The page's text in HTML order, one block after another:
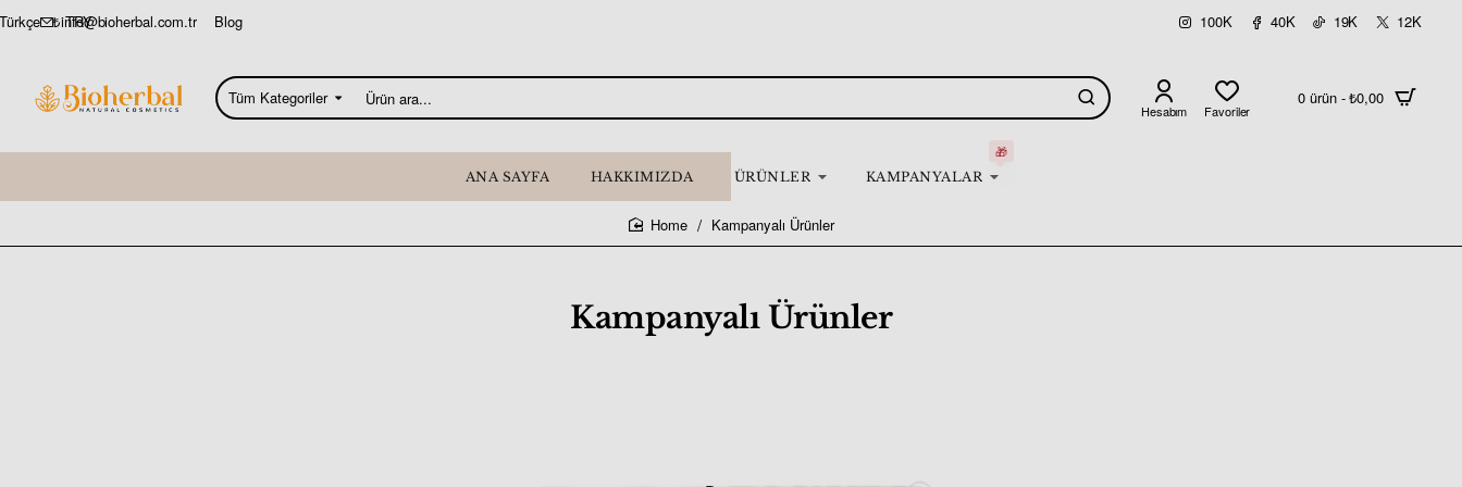
info@bioherbal.com.tr Blog
₺ TRY 100K 40K 19K 12K
Tüm Kategoriler
Ürün
ara...
Hesabım Favoriler
0 ürün - ₺0,00
ANA SAYFA HAKKIMIZDA ÜRÜNLER KAMPANYALAR
🎁
Kampanyalı Ürünler
Kampanyalı Ürünler